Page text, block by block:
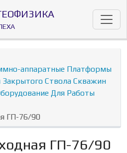
аппаратные Платформы
Ствола Скважин
Для Работы
ГП-76/90
ГП-76/90